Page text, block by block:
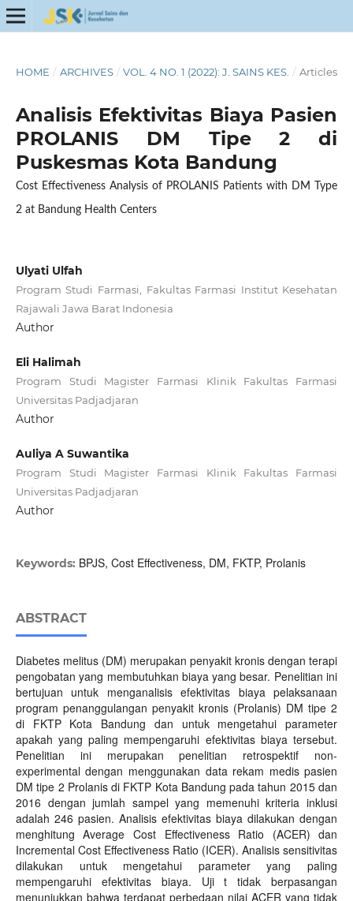
HOME / ARCHIVES / VOL. 4 NO. 1 (2022): J. SAINS KES. / Articles
Analisis Efektivitas Biaya Pasien
PROLANIS DM Tipe 2 di
Puskesmas Kota Bandung
Cost Effectiveness Analysis of PROLANIS Patients with DM Type
2 at Bandung Health Centers
Ulyati Ulfah
Program Studi Farmasi, Fakultas Farmasi Institut Kesehatan
Rajawali Jawa Barat Indonesia
Author
Eli Halimah
Program Studi Magister Farmasi Klinik Fakultas Farmasi
Universitas Padjadjaran
Author
Auliya A Suwantika
Program Studi Magister Farmasi Klinik Fakultas Farmasi
Universitas Padjadjaran
Author
Keywords: BPJS, Cost Effectiveness, DM, FKTP, Prolanis
ABSTRACT
Diabetes melitus (DM) merupakan penyakit kronis dengan terapi
pengobatan yang membutuhkan biaya yang besar. Penelitian ini
bertujuan untuk menganalisis efektivitas biaya pelaksanaan
program penanggulangan penyakit kronis (Prolanis) DM tipe 2
di FKTP Kota Bandung dan untuk mengetahui parameter
apakah yang paling mempengaruhi efektivitas biaya tersebut.
Penelitian ini merupakan penelitian retrospektif non-
experimental dengan menggunakan data rekam medis pasien
DM tipe 2 Prolanis di FKTP Kota Bandung pada tahun 2015 dan
2016 dengan jumlah sampel yang memenuhi kriteria inklusi
adalah 246 pasien. Analisis efektivitas biaya dilakukan dengan
menghitung Average Cost Effectiveness Ratio (ACER) dan
Incremental Cost Effectiveness Ratio (ICER). Analisis sensitivitas
dilakukan untuk mengetahui parameter yang paling
mempengaruhi efektivitas biaya. Uji t tidak berpasangan
menunjukkan bahwa terdapat perbedaan nilai ACER yang tidak